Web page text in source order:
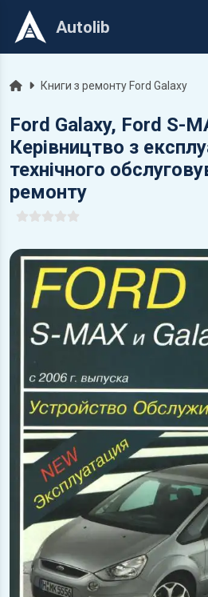
Autolib
ГоловнаКниги з ремонту Ford Galaxy
Ford Galaxy, Ford S-
Керівництво з
технічного
ремонту